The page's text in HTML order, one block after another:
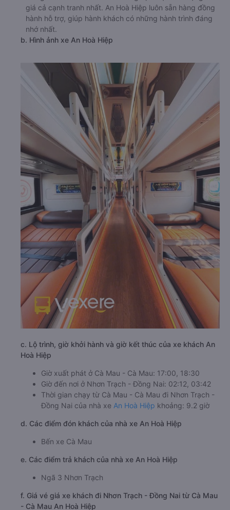
giá cả cạnh tranh nhất. An Hoà Hiệp luôn sẵn hàng đồng
hành hỗ trợ, giúp hành khách có những hành trình đáng
nhớ nhất.
b. Hình ảnh xe An Hoà Hiệp
c. Lộ trình, giờ khởi hành và giờ kết thúc của xe khách An
Hoà Hiệp
Giờ xuất phát ở Cà Mau - Cà Mau: 17:00, 18:30
Giờ đến nơi ở Nhơn Trạch - Đồng Nai: 02:12, 03:42
Thời gian chạy từ Cà Mau - Cà Mau đi Nhơn Trạch -
Đồng Nai của nhà xe An Hoà Hiệp khoảng: 9.2 giờ
d. Các điểm đón khách của nhà xe An Hoà Hiệp
Bến xe Cà Mau
e. Các điểm trả khách của nhà xe An Hoà Hiệp
Ngã 3 Nhơn Trạch
f. Giá vé giá xe khách đi Nhơn Trạch - Đồng Nai từ Cà Mau
- Cà Mau An Hoà Hiệp